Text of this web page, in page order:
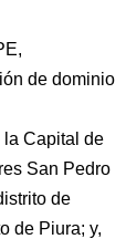
de dominio
la Capital de
San Pedro
de
de Piura; y,